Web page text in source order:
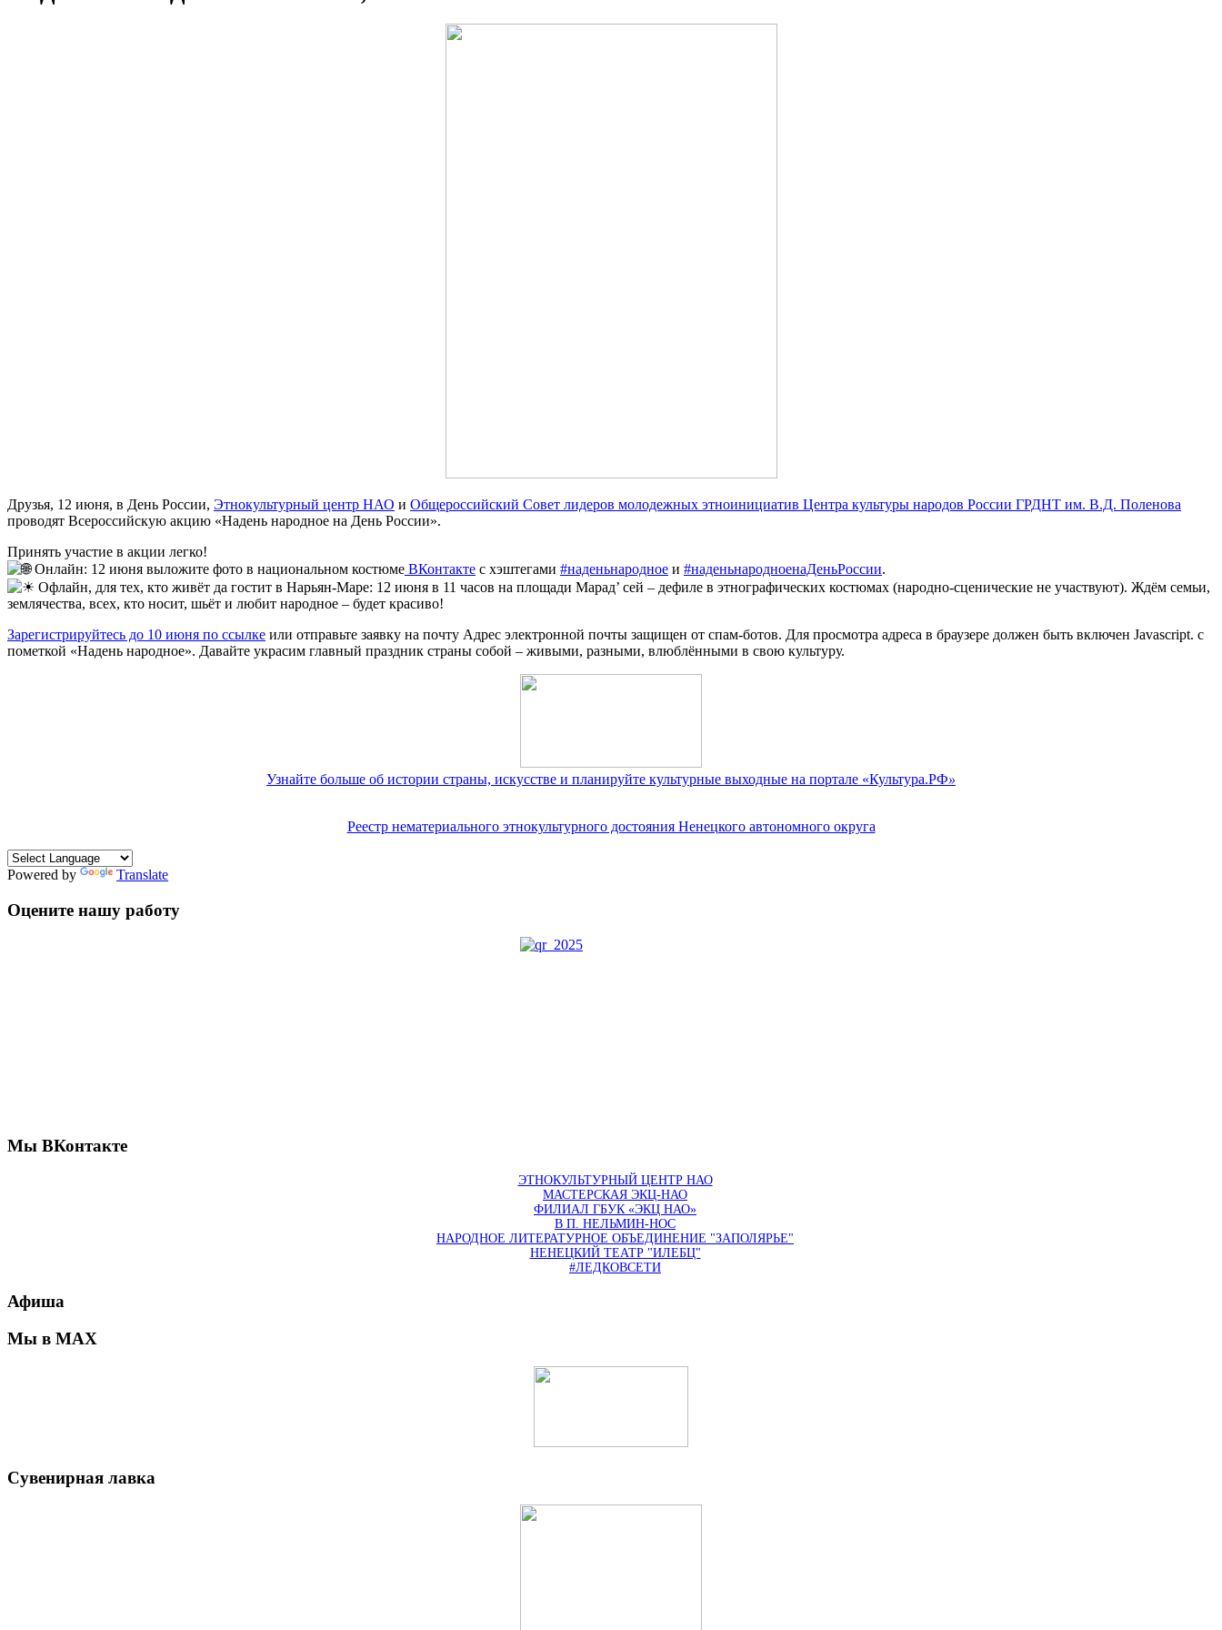
Друзья, 12 июня, в День России, Этнокультурный центр НАО и Общероссийский Совет лидеров молодежных этноинициатив Центра культуры народов России ГРДНТ им. В.Д. Поленова
проводят Всероссийскую акцию «Надень народное на День России».
Принять участие в акции легко!
Онлайн: 12 июня выложите фото в национальном костюме ВКонтакте с хэштегами #наденьнародное и #наденьнародноенаДеньРоссии.
Офлайн, для тех, кто живёт да гостит в Нарьян-Маре: 12 июня в 11 часов на площади Марад’ сей – дефиле в этнографических костюмах (народно-сценические не участвуют). Ждём семьи,
землячества, всех, кто носит, шьёт и любит народное – будет красиво!
Зарегистрируйтесь до 10 июня по ссылке или отправьте заявку на почту Адрес электронной почты защищен от спам-ботов. Для просмотра адреса в браузере должен быть включен Javascript. с
пометкой «Надень народное». Давайте украсим главный праздник страны собой – живыми, разными, влюблёнными в свою культуру.
Узнайте больше об истории страны, искусстве и планируйте культурные выходные на портале «Культура.РФ»
Реестр нематериального этнокультурного достояния Ненецкого автономного округа
Powered by Translate
Оцените нашу работу
Мы ВКонтакте
ЭТНОКУЛЬТУРНЫЙ ЦЕНТР НАО
МАСТЕРСКАЯ ЭКЦ-НАО
ФИЛИАЛ ГБУК «ЭКЦ НАО»
В П. НЕЛЬМИН-НОС
НАРОДНОЕ ЛИТЕРАТУРНОЕ ОБЪЕДИНЕНИЕ "ЗАПОЛЯРЬЕ"
НЕНЕЦКИЙ ТЕАТР "ИЛЕБЦ"
#ЛЕДКОВСЕТИ
Афиша
Мы в MAX
Сувенирная лавка